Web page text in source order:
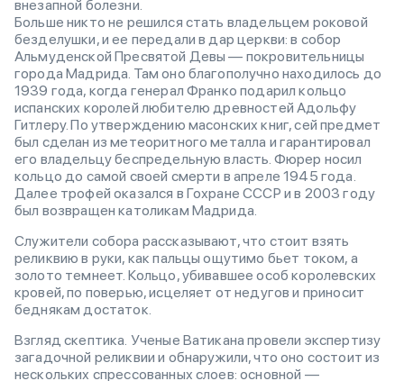
внезапной болезни.
Больше никто не решился стать владельцем роковой
безделушки, и ее передали в дар церкви: в собор
Альмуденской Пресвятой Девы — покровительницы
города Мадрида. Там оно благополучно находилось до
1939 года, когда генерал Франко подарил кольцо
испанских королей любителю древностей Адольфу
Гитлеру. По утверждению масонских книг, сей предмет
был сделан из метеоритного металла и гарантировал
его владельцу беспредельную власть. Фюрер носил
кольцо до самой своей смерти в апреле 1945 года.
Далее трофей оказался в Гохране СССР и в 2003 году
был возвращен католикам Мадрида.
Служители собора рассказывают, что стоит взять
реликвию в руки, как пальцы ощутимо бьет током, а
золото темнеет. Кольцо, убивавшее особ королевских
кровей, по поверью, исцеляет от недугов и приносит
беднякам достаток.
Взгляд скептика. Ученые Ватикана провели экспертизу
загадочной реликвии и обнаружили, что оно состоит из
нескольких спрессованных слоев: основной —